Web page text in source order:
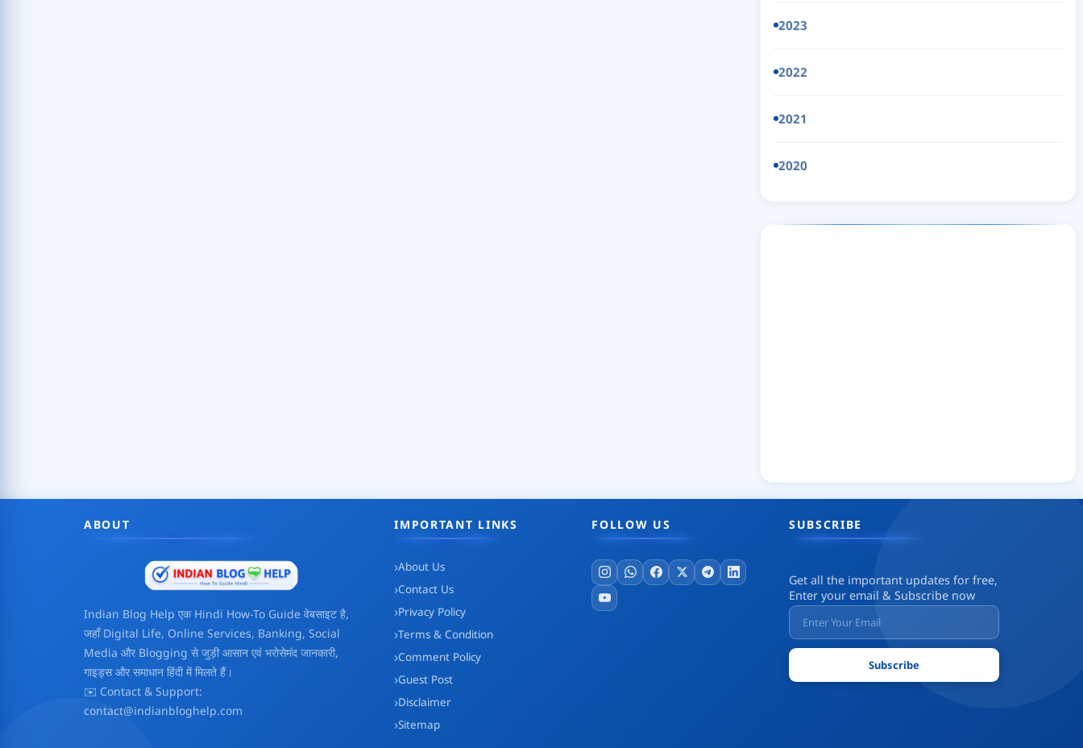
2023
2022
2021
2020
ABOUT
Indian Blog Help एक Hindi How-To Guide वेबसाइट है,
जहाँ Digital Life, Online Services, Banking, Social
Media और Blogging से जुड़ी आसान एवं भरोसेमंद जानकारी,
गाइड्स और समाधान हिंदी में मिलते हैं।
✉️ Contact & Support:
contact@indianbloghelp.com
IMPORTANT LINKS
About Us
Contact Us
Privacy Policy
Terms & Condition
Comment Policy
Guest Post
Disclaimer
Sitemap
FOLLOW US SUBSCRIBE
Get all the important updates for free,
Enter your email & Subscribe now